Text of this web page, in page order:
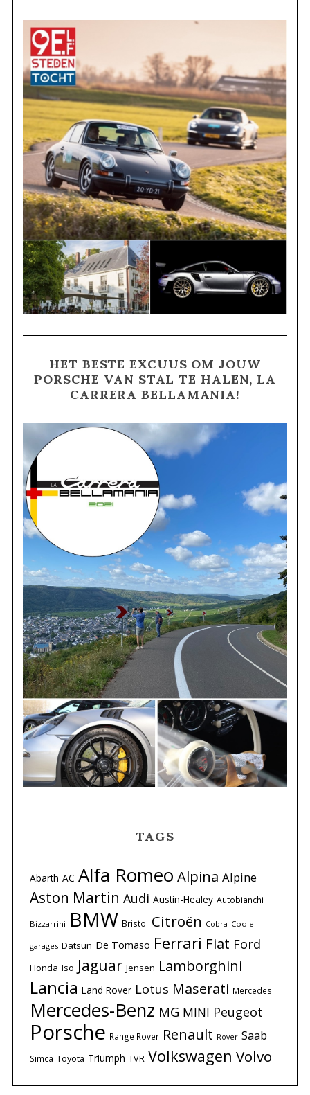
HET BESTE EXCUUS OM JOUW
PORSCHE VAN STAL TE HALEN, LA
CARRERA BELLAMANIA!
TAGS
Abarth AC Alfa Romeo Alpina Alpine
Aston Martin Audi Austin-Healey Autobianchi
Bizzarrini BMW Bristol Citroën Cobra Coole
garages Datsun De Tomaso Ferrari Fiat Ford
Honda Iso Jaguar Jensen Lamborghini
Lancia Land Rover Lotus Maserati Mercedes
Mercedes-Benz MG MINI Peugeot
Porsche Range Rover Renault Rover Saab
Simca Toyota Triumph TVR Volkswagen Volvo